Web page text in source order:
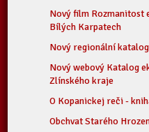
Nový film Rozmanitost
Bílých Karpatech
Nový regionální
Nový webový Katalog
Zlínského kraje
O Kopanickej reči -
Obchvat Starého